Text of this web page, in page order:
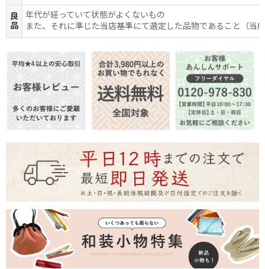
良
品
年代が経っていて状態がよくないもの
また、それに準じた当店基準にて選定した品物であること（当